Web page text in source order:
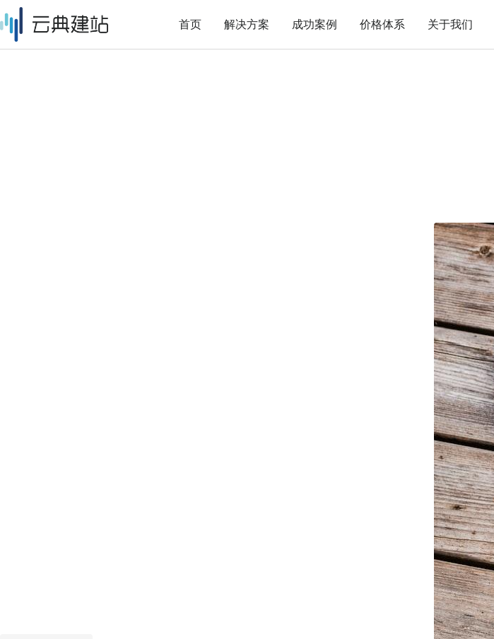
首页 解决方案 成功案例 价格体系 关于我们